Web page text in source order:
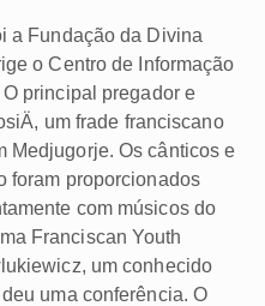
a Fundação da Divina
o Centro de Informação
O principal pregador e
um frade franciscano
Medjugorje. Os cânticos e
foram proporcionados
com músicos do
Franciscan Youth
um conhecido
uma conferência. O